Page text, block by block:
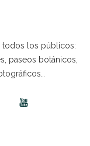
los públicos:
paseos botánicos,